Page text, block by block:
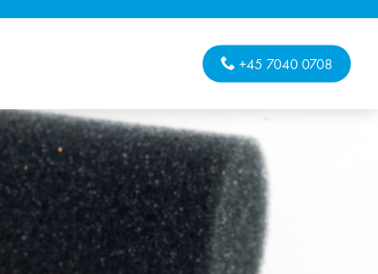
+45 7040 0708